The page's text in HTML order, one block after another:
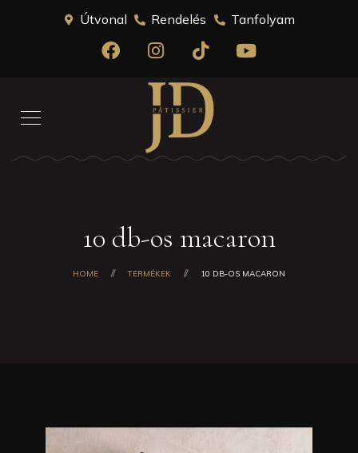
Útvonal Rendelés Tanfolyam
10 db-os macaron
HOME TERMÉKEK 10 DB-OS MACARON